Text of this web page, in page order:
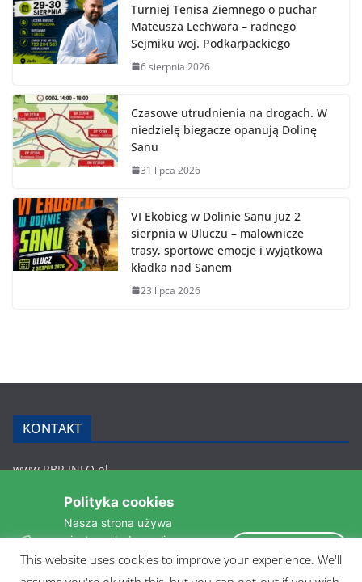
Turniej Tenisa Ziemnego o puchar
Mateusza Lechwara – radnego
Sejmiku woj. Podkarpackiego
6 sierpnia 2026
Czasowe utrudnienia na drogach. W
niedzielę biegacze opanują Dolinę
Sanu
31 lipca 2026
VI Ekobieg w Dolinie Sanu już 2
sierpnia w Uluczu – malownicze
trasy, sportowe emocje i wyjątkowa
kładka nad Sanem
23 lipca 2026
KONTAKT
www.RBR.INFO.pl
36-200 Brzozów
rbr.info.pl@gmail.com
POLITYKA PRYWATNOŚCI
This website uses cookies to improve your experience. We'll
Polityka cookies
Nasza strona używa
ciasteczek do analizy
statystyk i zapewnienia
Akceptuję